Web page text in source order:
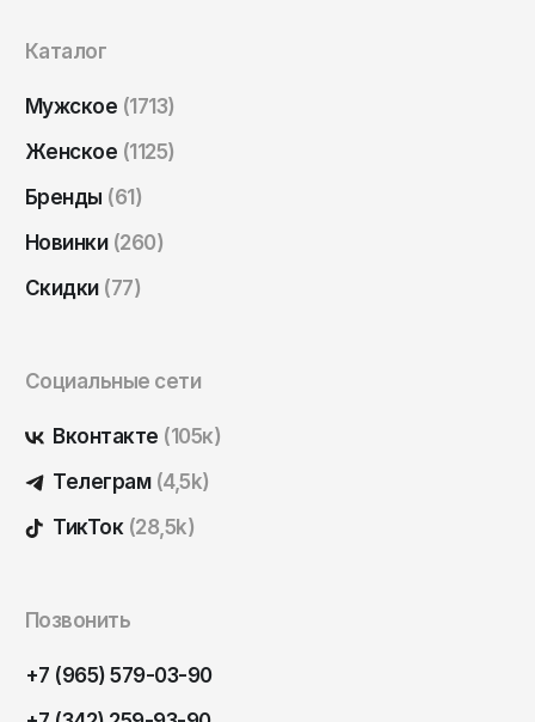
Каталог
Мужское (1713)
Женское (1125)
Бренды (61)
Новинки (260)
Скидки (77)
Социальные сети
Вконтакте (105к)
Телеграм (4,5k)
ТикТок (28,5k)
Позвонить
+7 (965) 579-03-90